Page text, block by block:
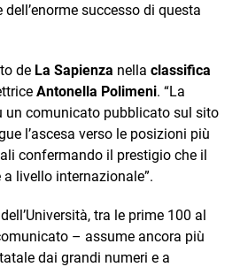
successo di questa
de La Sapienza nella classifica
Antonella Polimeni. “La
un comunicato pubblicato sul sito
l’ascesa verso le posizioni più
confermando il prestigio che il
livello internazionale”.
tra le prime 100 al
– assume ancora più
dai grandi numeri e a